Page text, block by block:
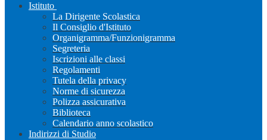
Istituto
La Dirigente Scolastica
Il Consiglio d'Istituto
Organigramma/Funzionigramma
Segreteria
Iscrizioni alle classi
Regolamenti
Tutela della privacy
Norme di sicurezza
Polizza assicurativa
Biblioteca
Calendario anno scolastico
Indirizzi di Studio